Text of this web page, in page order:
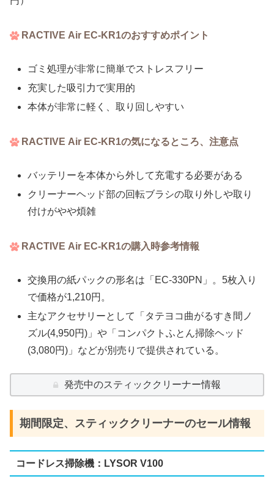
RACTIVE Air EC-KR1のおすすめポイント
ゴミ処理が非常に簡単でストレスフリー
充実した吸引力で実用的
本体が非常に軽く、取り回しやすい
RACTIVE Air EC-KR1の気になるところ、注意点
バッテリーを本体から外して充電する必要がある
クリーナーヘッド部の回転ブラシの取り外しや取り
付けがやや煩雑
RACTIVE Air EC-KR1の購入時参考情報
交換用の紙パックの形名は「EC-330PN」。5枚入り
で価格が1,210円。
主なアクセサリーとして「タテヨコ曲がるすき間ノ
ズル(4,950円)」や「コンパクトふとん掃除ヘッド
(3,080円)」などが別売りで提供されている。
発売中のスティッククリーナー情報
期間限定、スティッククリーナーのセール情報
コードレス掃除機：LYSOR V100